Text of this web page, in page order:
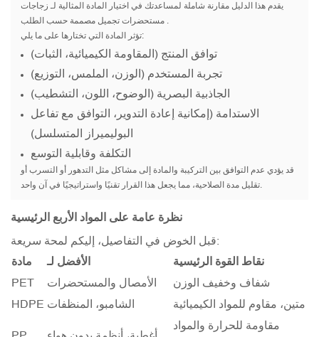
يقدم هذا الدليل مقارنة شاملة لمساعدتك في اختيار المادة المثالية لـ زجاجات
مستحضرات تجميل مصممة حسب الطلب .
تؤثر المادة التي تختارها على ما يلي:
توافق المنتج (المقاومة الكيميائية، الثبات)
تجربة المستخدم (الوزن، الملمس، التوزيع)
الجاذبية البصرية (الوضوح، اللون، التشطيب)
الاستدامة (إمكانية إعادة التدوير، التوافق مع تفاعل
البوليميراز المتسلسل)
التكلفة وقابلية التوسع
قد يؤدي عدم التوافق بين التركيبة والمادة إلى مشاكل مثل التدهور أو التسرب أو
تقليل مدة الصلاحية، مما يجعل هذا القرار تقنيًا واستراتيجيًا في آن واحد.
نظرة عامة على المواد الأربع الرئيسية
قبل الخوض في التفاصيل، إليكم لمحة سريعة:
مادة
الأفضل لـ
نقاط القوة الرئيسية
PET
الأمصال والمستحضرات
شفاف وخفيف الوزن
HDPE الشامبو، المنظفات متين، مقاوم للمواد الكيميائية
مقاومة للحرارة والمواد